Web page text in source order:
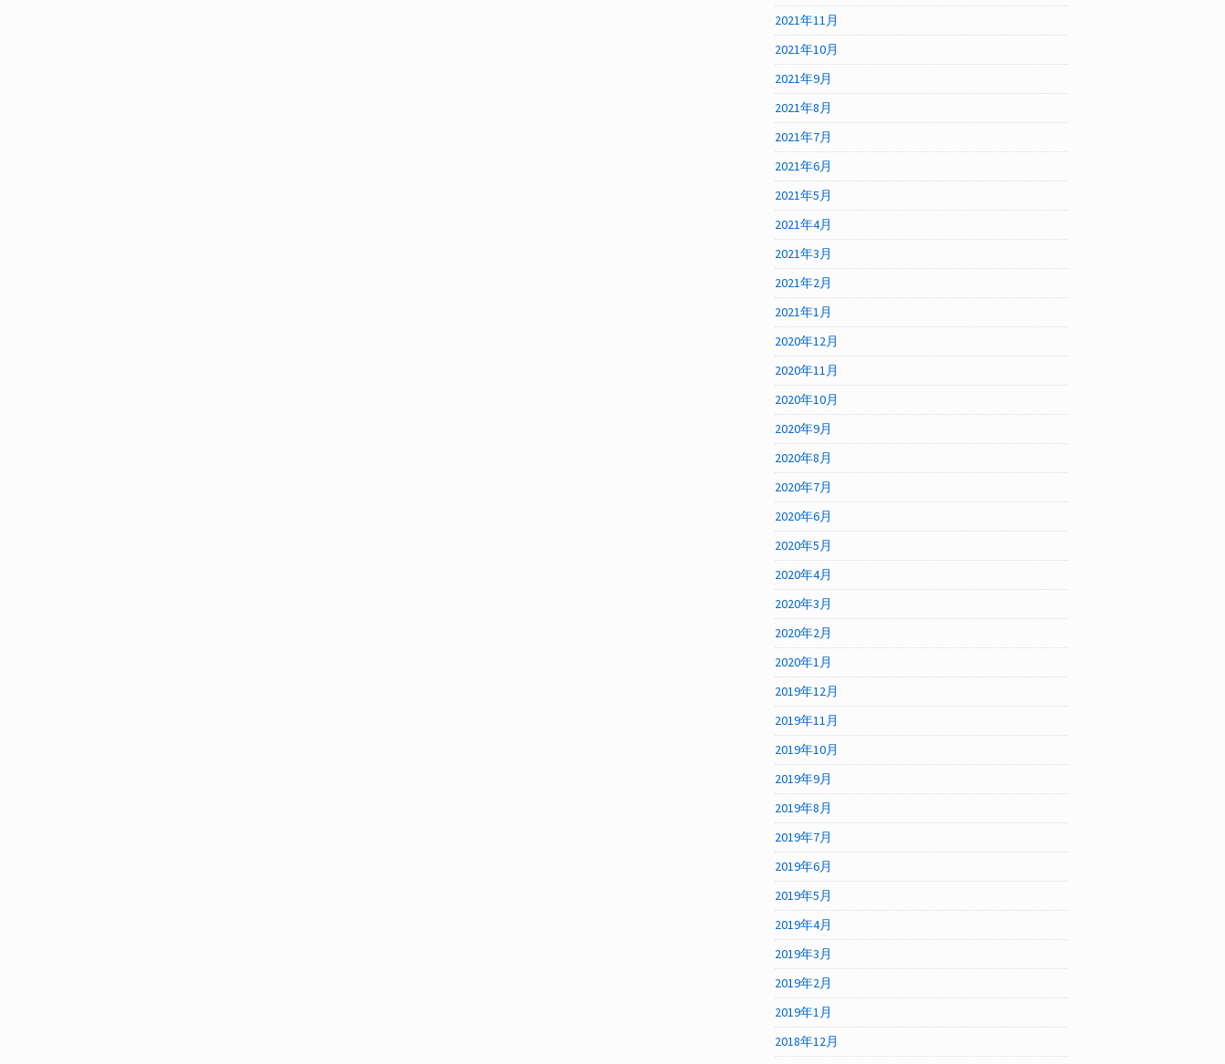
2021年11月
2021年10月
2021年9月
2021年8月
2021年7月
2021年6月
2021年5月
2021年4月
2021年3月
2021年2月
2021年1月
2020年12月
2020年11月
2020年10月
2020年9月
2020年8月
2020年7月
2020年6月
2020年5月
2020年4月
2020年3月
2020年2月
2020年1月
2019年12月
2019年11月
2019年10月
2019年9月
2019年8月
2019年7月
2019年6月
2019年5月
2019年4月
2019年3月
2019年2月
2019年1月
2018年12月